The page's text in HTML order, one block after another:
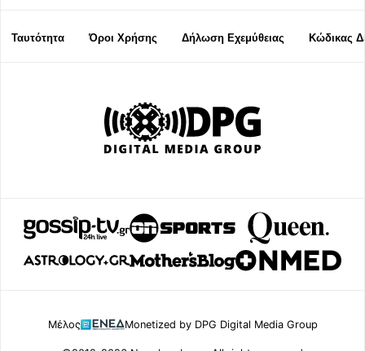
Ταυτότητα Όροι Χρήσης Δήλωση Εχεμύθειας Κώδικας
Μέλος Monetized by DPG Digital Media Group